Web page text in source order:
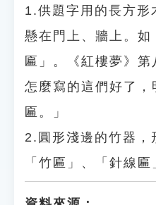
1.供題字用的長方形
懸在門上、牆上。如
匾」。《紅樓夢》第
怎麼寫的這們好了，
匾。」
2.圓形淺邊的竹器，
「竹匾」、「針線匾